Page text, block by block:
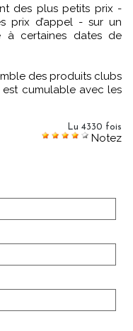
des plus petits prix -
prix d’appel - sur un
à certaines dates de
des produits clubs
est cumulable avec les
Lu 4330 fois
Notez